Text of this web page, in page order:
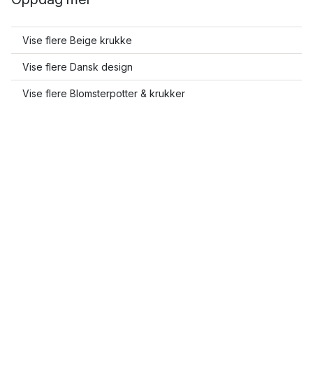
Vise flere Beige krukke
Vise flere Dansk design
Vise flere Blomsterpotter & krukker